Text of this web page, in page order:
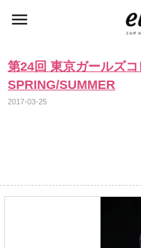
第24回 東京ガールズ
SPRING/SUMMER
2017-03-25